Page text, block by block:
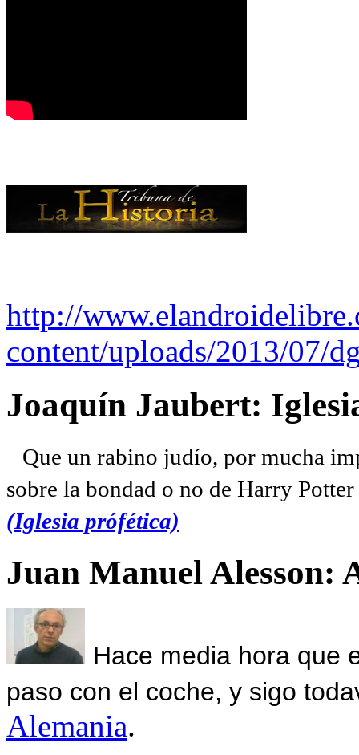
http://
content/uploads/2013/07/
Joaquín Jaubert:
Que un rabino judío, por mucha
sobre la bondad o no de Harry
(Iglesia prófética)
Juan Manuel Alesson:
Hace media hora que
paso con el coche, y sigo
Alemania.